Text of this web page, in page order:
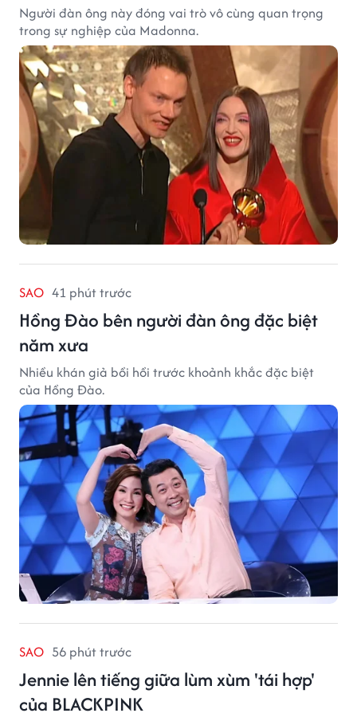
Người đàn ông này đóng vai trò vô cùng quan trọng
trong sự nghiệp của Madonna.
SAO 41 phút trước
Hồng Đào bên người đàn ông đặc biệt
năm xưa
Nhiều khán giả bồi hồi trước khoảnh khắc đặc biệt
của Hồng Đào.
SAO 56 phút trước
Jennie lên tiếng giữa lùm xùm 'tái hợp'
của BLACKPINK